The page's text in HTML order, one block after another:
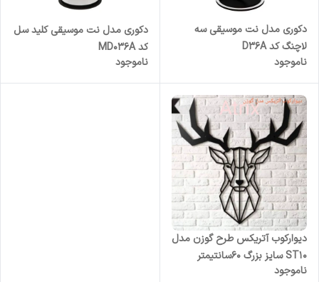
دکوری مدل نت موسیقی سه
لاچنگ کد D36A
ناموجود
دکوری مدل نت موسیقی کلید سل
کد MD036A
ناموجود
دیوارکوب آتریکس طرح گوزن مدل
ST10 سایز بزرگ 60سانتیمتر
ناموجود